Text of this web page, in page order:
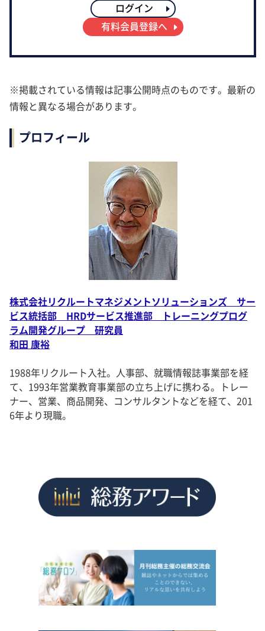
ログイン
有料会員登録へ
※掲載されている情報は記事公開時点のものです。最新の
情報と異なる場合があります。
プロフィール
株式会社リクルートマネジメントソリューションズ サー
ビス統括部 HRDサービス推進部 トレーニングプログ
ラム開発グループ 研究員
和田 康裕
1988年リクルート入社。人事部、就職情報誌事業部を経
て、1993年営業教育事業部の立ち上げに携わる。トレー
ナー、営業、商品開発、コンサルタントなどを経て、201
6年より現職。